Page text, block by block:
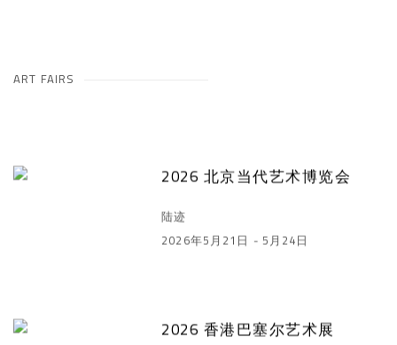
ART FAIRS
2026 北京当代艺术博览会
陆迹
2026年5月21日 - 5月24日
2026 香港巴塞尔艺术展